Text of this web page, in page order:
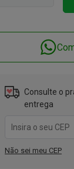
Consulte o
entrega
Não sei meu CEP